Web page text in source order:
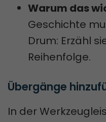
Warum das
Geschichte
Drum: Erzähl
Reihenfolge.
Übergänge
In der